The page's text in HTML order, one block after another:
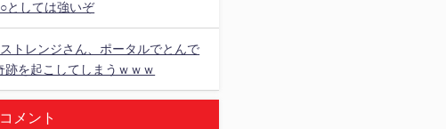
としては強いぞ
ストレンジさん、ポータルでとんで
跡を起こしてしまうｗｗｗ
メント